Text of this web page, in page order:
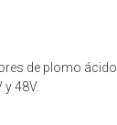
de plomo ácido
48V.